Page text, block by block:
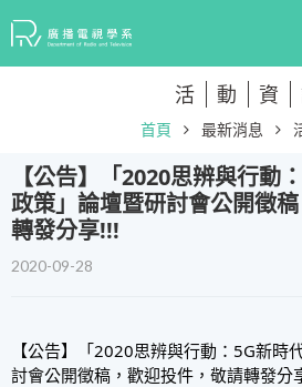
活 動 資
首頁 最新消息
【公告】「2020思辨與行動
政策」論壇暨研討會公開徵
轉發分享!!!
2020-09-28
【公告】「2020思辨與行動：5G新時
討會公開徵稿，歡迎投件，敬請轉發分